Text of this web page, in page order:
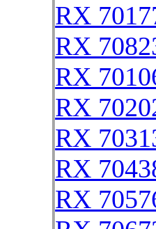
RX
RX
RX
RX
RX
RX
RX